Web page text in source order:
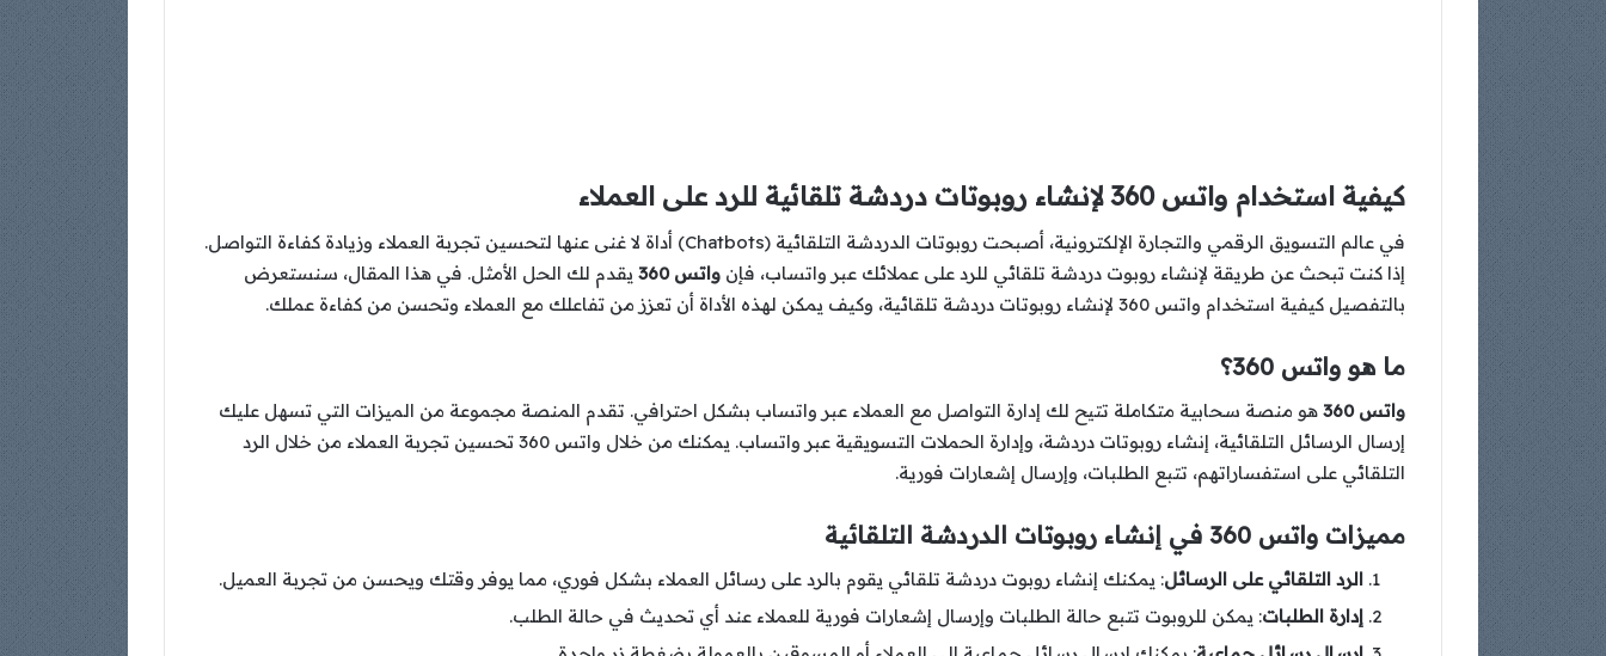
كيفية استخدام واتس 360 لإنشاء روبوتات دردشة تلقائية للرد على العملاء
في عالم التسويق الرقمي والتجارة الإلكترونية، أصبحت روبوتات الدردشة التلقائية (Chatbots) أداة لا غنى عنها لتحسين تجربة العملاء وزيادة كفاءة التواصل.
إذا كنت تبحث عن طريقة لإنشاء روبوت دردشة تلقائي للرد على عملائك عبر واتساب، فإن واتس 360
يقدم لك الحل الأمثل. في هذا المقال، سنستعرض
بالتفصيل كيفية استخدام واتس 360 لإنشاء روبوتات دردشة تلقائية، وكيف يمكن لهذه الأداة أن تعزز من تفاعلك مع العملاء وتحسن من كفاءة عملك.
ما هو واتس 360؟
واتس 360
هو منصة سحابية متكاملة تتيح لك إدارة التواصل مع العملاء عبر واتساب بشكل احترافي. تقدم المنصة مجموعة من الميزات التي تسهل عليك
إرسال الرسائل التلقائية، إنشاء روبوتات دردشة، وإدارة الحملات التسويقية عبر واتساب. يمكنك من خلال واتس 360 تحسين تجربة العملاء من خلال الرد
التلقائي على استفساراتهم، تتبع الطلبات، وإرسال إشعارات فورية.
مميزات واتس 360 في إنشاء روبوتات الدردشة التلقائية
الرد التلقائي على الرسائل: يمكنك إنشاء روبوت دردشة تلقائي يقوم بالرد على رسائل العملاء بشكل فوري، مما يوفر وقتك ويحسن من تجربة العميل.
إدارة الطلبات: يمكن للروبوت تتبع حالة الطلبات وإرسال إشعارات فورية للعملاء عند أي تحديث في حالة الطلب.